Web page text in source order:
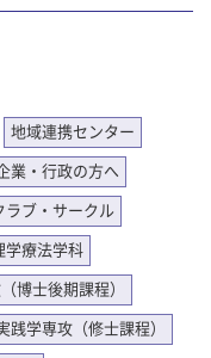
地域連携センター
業・行政の方へ
ラブ・サークル
学療法学科
博士後期課程）
践学専攻（修士課程）